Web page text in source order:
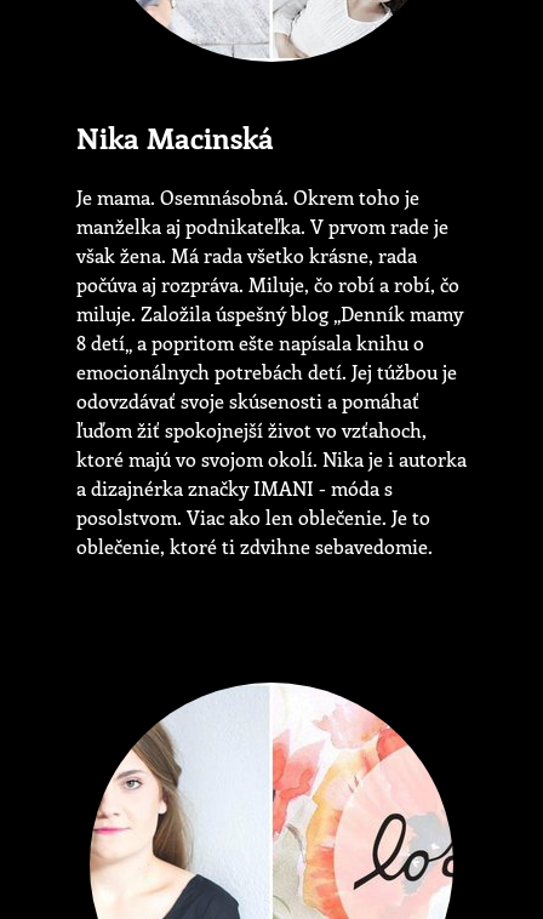
Nika Macinská
Je mama. Osemnásobná. Okrem toho je
manželka aj podnikateľka. V prvom rade je
však žena. Má rada všetko krásne, rada
počúva aj rozpráva. Miluje, čo robí a robí, čo
miluje. Založila úspešný blog „Denník mamy
8 detí„ a popritom ešte napísala knihu o
emocionálnych potrebách detí. Jej túžbou je
odovzdávať svoje skúsenosti a pomáhať
ľuďom žiť spokojnejší život vo vzťahoch,
ktoré majú vo svojom okolí. Nika je i autorka
a dizajnérka značky IMANI - móda s
posolstvom. Viac ako len oblečenie. Je to
oblečenie, ktoré ti zdvihne sebavedomie.